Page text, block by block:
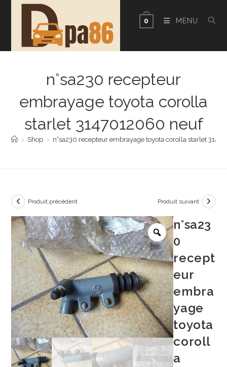
0 MENU
n°sa230 recepteur
embrayage toyota corolla
starlet 3147012060 neuf
> Shop > n°sa230 recepteur embrayage toyota corolla starlet
Produit précédent Produit suivant
n°sa23
0
recept
eur
embra
yage
toyota
coroll
a